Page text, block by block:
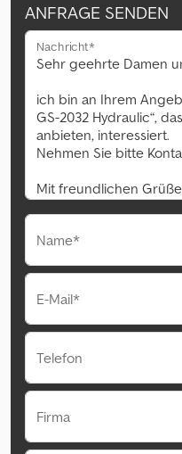
ANFRAGE SENDEN
Nachricht*
Name*
E-Mail*
Telefon
Firma